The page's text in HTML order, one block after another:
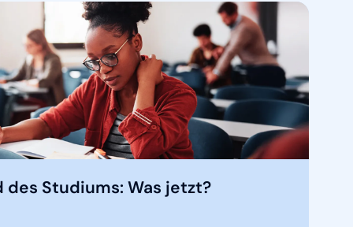
des Studiums: Was jetzt?